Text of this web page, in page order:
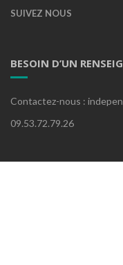
SUIVEZ NOUS
BESOIN D’UN
Contactez-nous :
09.53.72.79.26